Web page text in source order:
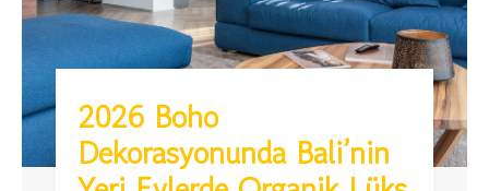
2026 Boho
Dekorasyonunda Bali’nin